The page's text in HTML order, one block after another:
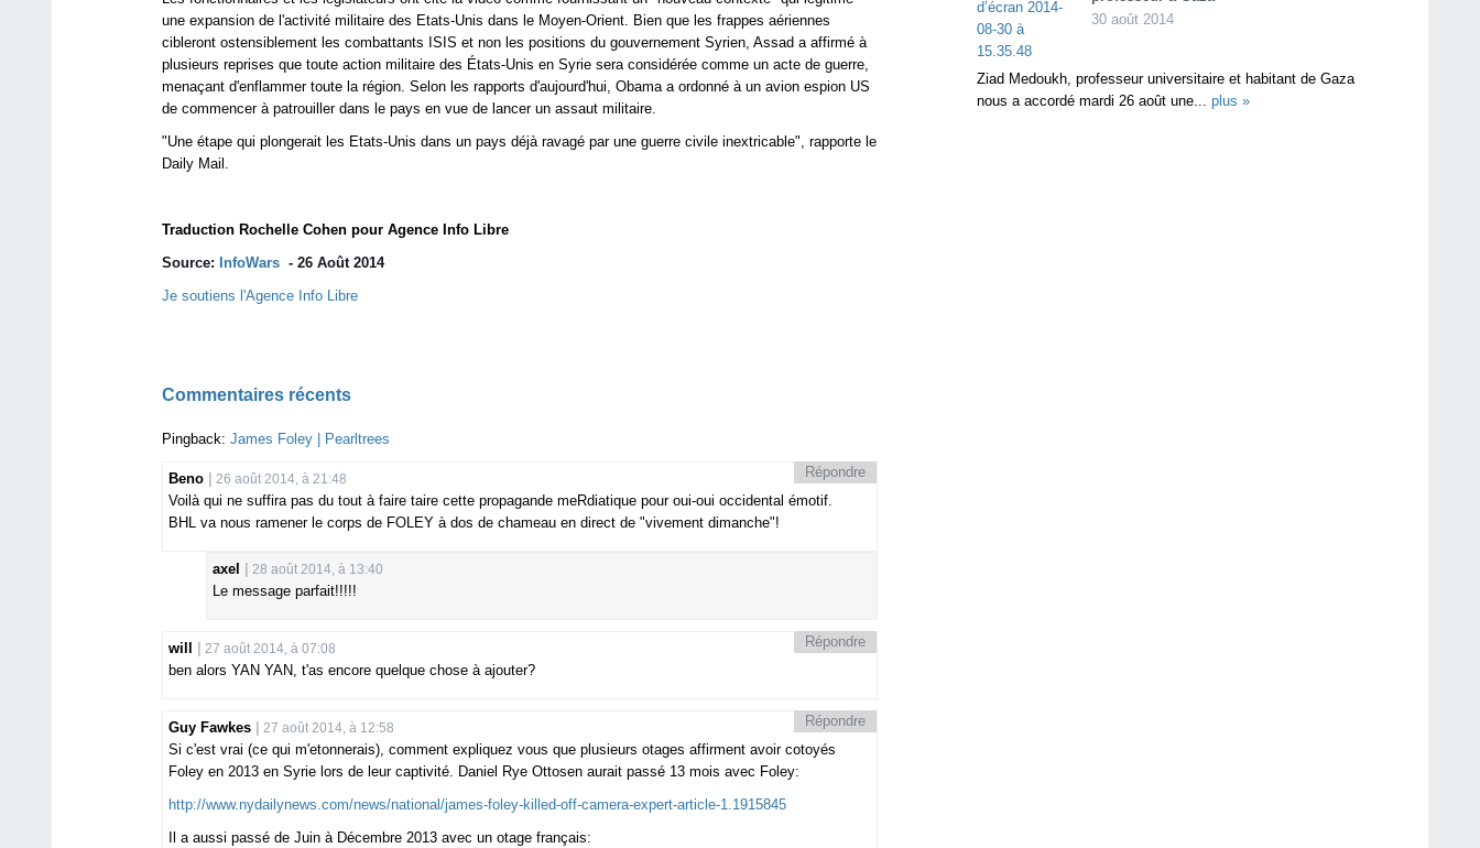
une expansion de l'activité militaire des Etats-Unis dans le Moyen-Orient. Bien que les frappes aériennes
cibleront ostensiblement les combattants ISIS et non les positions du gouvernement Syrien, Assad a affirmé à
plusieurs reprises que toute action militaire des États-Unis en Syrie sera considérée comme un acte de guerre,
menaçant d'enflammer toute la région. Selon les rapports d'aujourd'hui, Obama a ordonné à un avion espion US
de commencer à patrouiller dans le pays en vue de lancer un assaut militaire.
"Une étape qui plongerait les Etats-Unis dans un pays déjà ravagé par une guerre civile inextricable", rapporte le
Daily Mail.
Traduction Rochelle Cohen pour Agence Info Libre
Source: InfoWars - 26 Août 2014
Je soutiens l'Agence Info Libre
Commentaires récents
Pingback: James Foley | Pearltrees
Beno 26 août 2014, à 21:48
Voilà qui ne suffira pas du tout à faire taire cette propagande meRdiatique pour oui-oui occidental émotif.
BHL va nous ramener le corps de FOLEY à dos de chameau en direct de "vivement dimanche"!
Répondre
axel 28 août 2014, à 13:40
Le message parfait!!!!!
will 27 août 2014, à 07:08
ben alors YAN YAN, t'as encore quelque chose à ajouter?
Répondre
Guy Fawkes 27 août 2014, à 12:58
Si c'est vrai (ce qui m'etonnerais), comment expliquez vous que plusieurs otages affirment avoir cotoyés
Foley en 2013 en Syrie lors de leur captivité. Daniel Rye Ottosen aurait passé 13 mois avec Foley:
http://www.nydailynews.com/news/national/james-foley-killed-off-camera-expert-article-1.1915845
Il a aussi passé de Juin à Décembre 2013 avec un otage français:
Répondre
30 août 2014
Ziad Medoukh, professeur universitaire et habitant de Gaza
nous a accordé mardi 26 août une... plus »